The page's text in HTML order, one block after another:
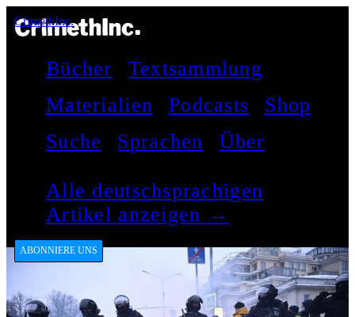
CrimethInc.
Bücher
Textsammlung
Materialien
Podcasts
Shop
Suche
Sprachen Über
Alle deutschsprachigen
Artikel anzeigen →
ABONNIERE UNS